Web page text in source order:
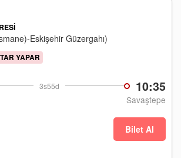
3s55d 10:35
Savaştepe
Eskişehir Güzergahı)
YAPAR
Bilet Al